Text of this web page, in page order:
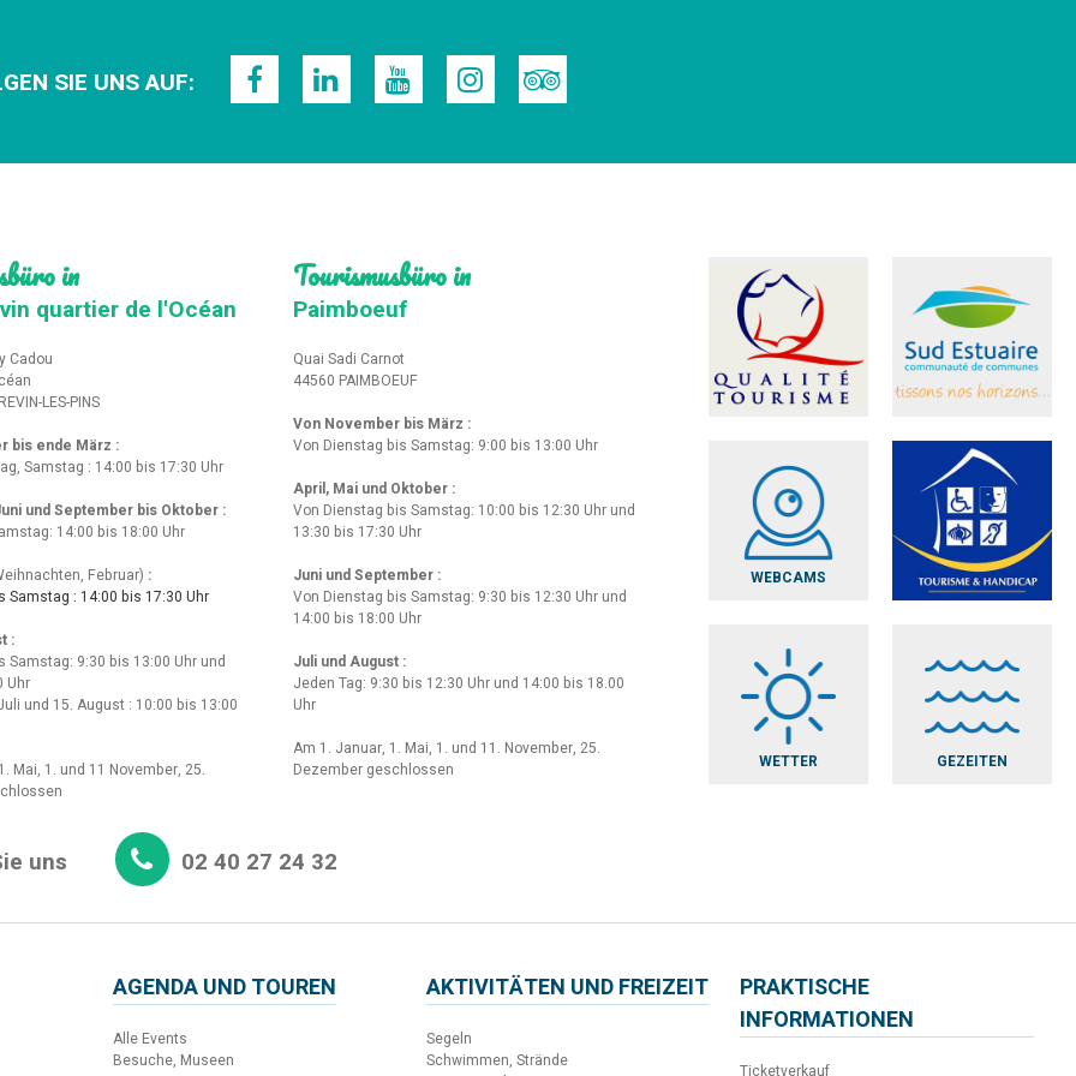
SIE UNS AUF:
in
quartier de l'Océan
Cadou
LES-PINS
bis ende März :
Samstag : 14:00 bis 17:30 Uhr
und September bis Oktober :
14:00 bis 18:00 Uhr
Februar) :
Samstag : 14:00 bis 17:30 Uhr
:
Samstag: 9:30 bis 13:00 Uhr und
Uhr
und 15. August : 10:00 bis 13:00
Mai, 1. und 11 November, 25.
Tourismusbüro in
Paimboeuf
Quai Sadi Carnot
44560 PAIMBOEUF
Von November bis März :
Von Dienstag bis Samstag: 9:00 bis 13:00 Uhr
April, Mai und Oktober :
Von Dienstag bis Samstag: 10:00 bis 12:30 Uhr und
13:30 bis 17:30 Uhr
Juni und September :
Von Dienstag bis Samstag: 9:30 bis 12:30 Uhr und
14:00 bis 18:00 Uhr
Juli und August :
Jeden Tag: 9:30 bis 12:30 Uhr und 14:00 bis 18.00
Uhr
Am 1. Januar, 1. Mai, 1. und 11. November, 25.
Dezember geschlossen
WEBCAMS
WETTER GEZEITEN
uns 02 40 27 24 32
AGENDA UND TOUREN
Alle Events
Besuche, Museen
AKTIVITÄTEN UND FREIZEIT
Segeln
Schwimmen, Strände
PRAKTISCHE
INFORMATIONEN
Ticketverkauf